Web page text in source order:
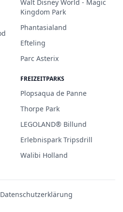
Walt Disney World - Magic
Kingdom Park
Phantasialand
Efteling
Parc Asterix
FREIZEITPARKS
Plopsaqua de Panne
Thorpe Park
LEGOLAND® Billund
Erlebnispark Tripsdrill
Walibi Holland
Datenschutzerklärung